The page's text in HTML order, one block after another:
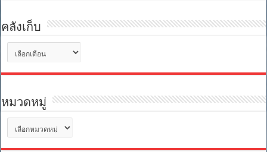
คลังเก็บ
เก็บ
หมวดหมู่
หมู่